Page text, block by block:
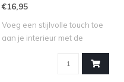
€16,95
Voeg een stijlvolle touch toe
aan je interieur met de